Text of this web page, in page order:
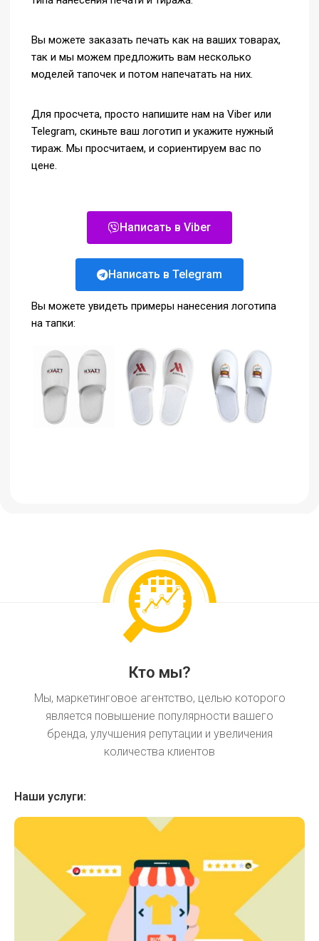
Вы можете заказать печать как на ваших товарах,
так и мы можем предложить вам несколько
моделей тапочек и потом напечатать на них.
Для просчета, просто напишите нам на Viber или
Telegram, скиньте ваш логотип и укажите нужный
тираж. Мы просчитаем, и сориентируем вас по
цене.
Написать в Viber
Написать в Telegram
Вы можете увидеть примеры нанесения логотипа
на тапки:
Кто мы?
Мы, маркетинговое агентство, целью которого
является повышение популярности вашего
бренда, улучшения репутации и увеличения
количества клиентов
Наши услуги: